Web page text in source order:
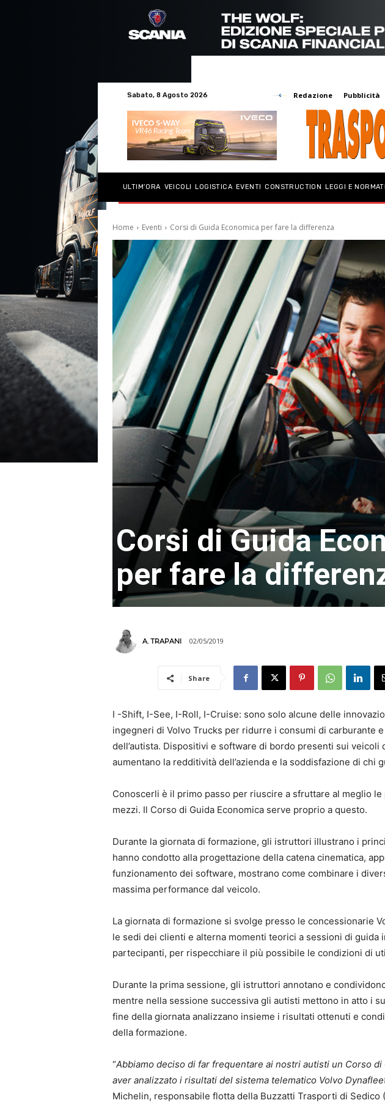
Sabato, 8 Agosto 2026 Redazione Pubblicità
ULTIM’ORA VEICOLI LOGISTICA EVENTI CONSTRUCTION LEGGI E
Home Eventi Corsi di Guida Economica per fare la differenza
Corsi di Guida
per fare la
A. TRAPANI 02/05/2019
Share
I -Shift, I-See, I-Roll, I-Cruise: sono solo alcune delle
ingegneri di Volvo Trucks per ridurre i consumi di carburante
dell’autista. Dispositivi e software di bordo presenti sui veicoli
aumentano la redditività dell’azienda e la soddisfazione di chi
Conoscerli è il primo passo per riuscire a sfruttare al meglio
mezzi. Il Corso di Guida Economica serve proprio a questo.
Durante la giornata di formazione, gli istruttori illustrano i
hanno condotto alla progettazione della catena cinematica,
funzionamento dei software, mostrano come combinare i
massima performance dal veicolo.
La giornata di formazione si svolge presso le concessionarie
le sedi dei clienti e alterna momenti teorici a sessioni di guida
partecipanti, per rispecchiare il più possibile le condizioni di
Durante la prima sessione, gli istruttori annotano e
mentre nella sessione successiva gli autisti mettono in atto i
fine della giornata analizzano insieme i risultati ottenuti e
della formazione.
“Abbiamo deciso di far frequentare ai nostri autisti un Corso di
aver analizzato i risultati del sistema telematico Volvo
Michelin, responsabile flotta della Buzzatti Trasporti di Sedico